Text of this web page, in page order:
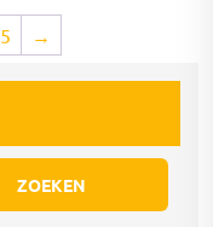
5 →